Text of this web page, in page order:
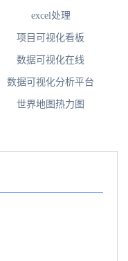
excel处理
项目可视化看板
数据可视化在线
数据可视化分析平台
世界地图热力图